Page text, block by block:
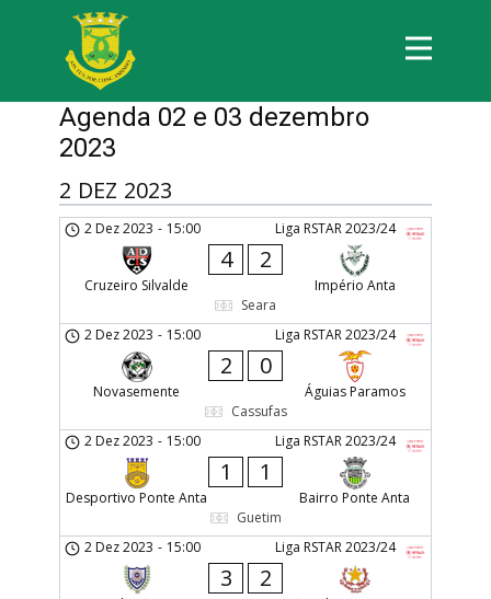
Agenda 02 e 03 dezembro
2023
2 DEZ 2023
Liga RSTAR 2023/24
2 Dez 2023 - 15:00
Cruzeiro Silvalde
4 2
Império Anta
Seara
Liga RSTAR 2023/24
2 Dez 2023 - 15:00
Novasemente
2 0
Águias Paramos
Cassufas
Liga RSTAR 2023/24
2 Dez 2023 - 15:00
Desportivo Ponte Anta
1 1
Bairro Ponte Anta
Guetim
Liga RSTAR 2023/24
2 Dez 2023 - 15:00
3 2